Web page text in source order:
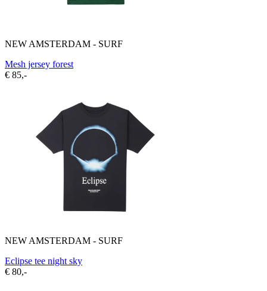
NEW AMSTERDAM - SURF
Mesh jersey forest
€ 85,-
NEW AMSTERDAM - SURF
Eclipse tee night sky
€ 80,-